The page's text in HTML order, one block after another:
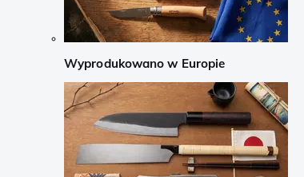
Wyprodukowano w Europie